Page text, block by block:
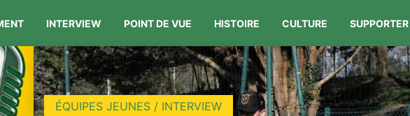
INTERVIEW POINT DE VUE HISTOIRE CULTURE SUPPORTER
ÉQUIPES JEUNES / INTERVIEW